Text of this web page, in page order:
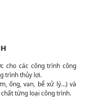
cho các công trình công
trình thủy lợi.
ống, van, bể xử lý...) và
từng loại công trình.